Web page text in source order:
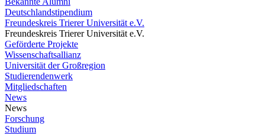
Deutschlandstipendium
Freundeskreis Trierer Universität e.V.
Freundeskreis Trierer Universität e.V.
Geförderte Projekte
Wissenschaftsallianz
Universität der Großregion
Studierendenwerk
Mitgliedschaften
News
News
Forschung
Studium